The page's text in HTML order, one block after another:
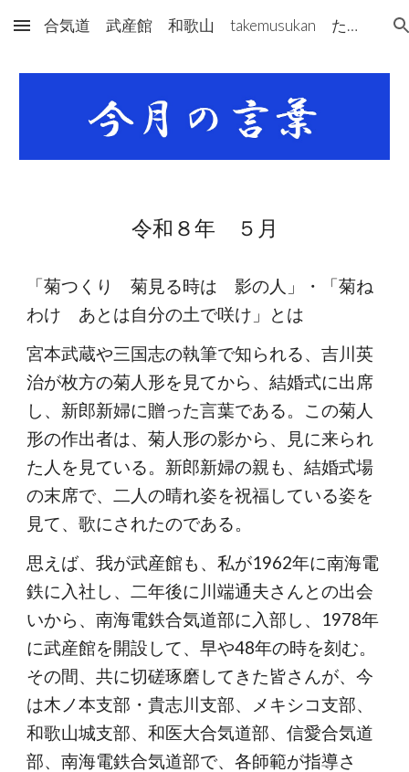
Skip to main content Skip to navigation
合気道 武産館 和歌山 takemusukan たけむすかん
令和８年 ５月
「菊つくり 菊見る時は 影の人」・「菊ね
わけ あとは自分の土で咲け」とは
宮本武蔵や三国志の執筆で知られる、吉川英
治が枚方の菊人形を見てから、結婚式に出席
し、新郎新婦に贈った言葉である。この菊人
形の作出者は、菊人形の影から、見に来られ
た人を見ている。新郎新婦の親も、結婚式場
の末席で、二人の晴れ姿を祝福している姿を
見て、歌にされたのである。
思えば、我が武産館も、私が1962年に南海電
鉄に入社し、二年後に川端通夫さんとの出会
いから、南海電鉄合気道部に入部し、1978年
に武産館を開設して、早や48年の時を刻む。
その間、共に切磋琢磨してきた皆さんが、今
は木ノ本支部・貴志川支部、メキシコ支部、
和歌山城支部、和医大合気道部、信愛合気道
部、南海電鉄合気道部で、各師範が指導さ